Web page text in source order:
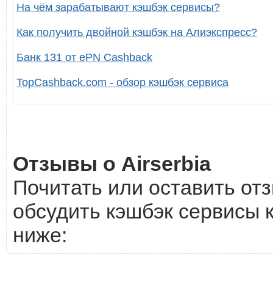
На чём зарабатывают кэшбэк сервисы?
Как получить двойной кэшбэк на Алиэкспресс?
Банк 131 от ePN Cashback
TopCashback.com - обзор кэшбэк сервиса
Отзывы о Airserbia
Почитать или оставить
обсудить кэшбэк сервисы
ниже: